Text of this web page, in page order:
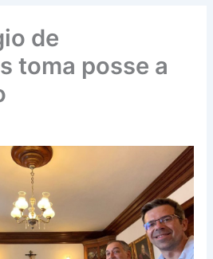
de
toma posse a